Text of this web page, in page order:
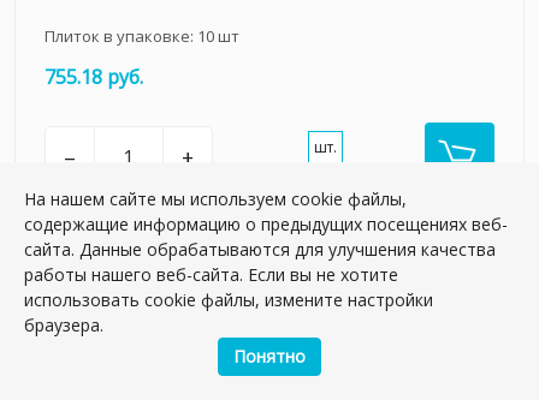
Плиток в упаковке: 10шт
755.18 руб.
– + шт.
На нашем сайте мы используем cookie файлы,
содержащие информацию о предыдущих посещениях веб-
сайта. Данные обрабатываются для улучшения качества
работы нашего веб-сайта. Если вы не хотите
использовать cookie файлы, измените настройки
браузера.
Понятно